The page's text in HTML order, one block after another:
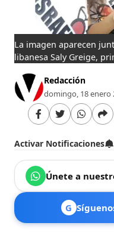
La imagen aparecen
libanesa Saly Greige,
Redacción
domingo, 18 enero
Activar Notificaciones
Únete a
G